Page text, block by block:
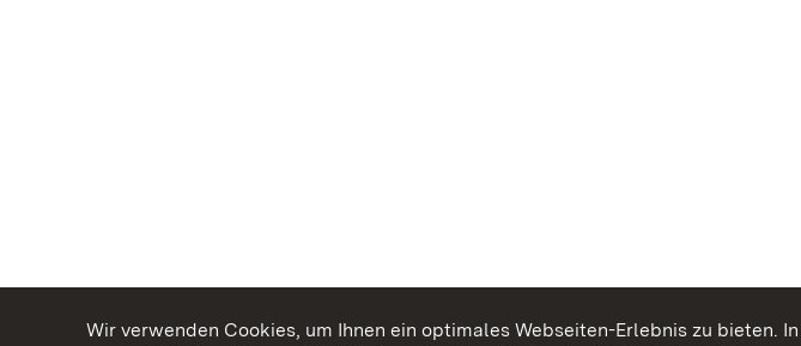
Wir verwenden Cookies, um Ihnen ein optimales Webseiten-Erlebnis zu bieten. In